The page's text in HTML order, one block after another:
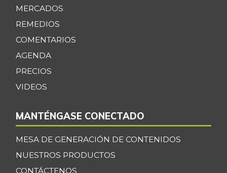
MERCADOS
REMEDIOS
COMENTARIOS
AGENDA
PRECIOS
VIDEOS
MANTÉNGASE CONECTADO
MESA DE GENERACIÓN DE CONTENIDOS
NUESTROS PRODUCTOS
CONTÁCTENOS